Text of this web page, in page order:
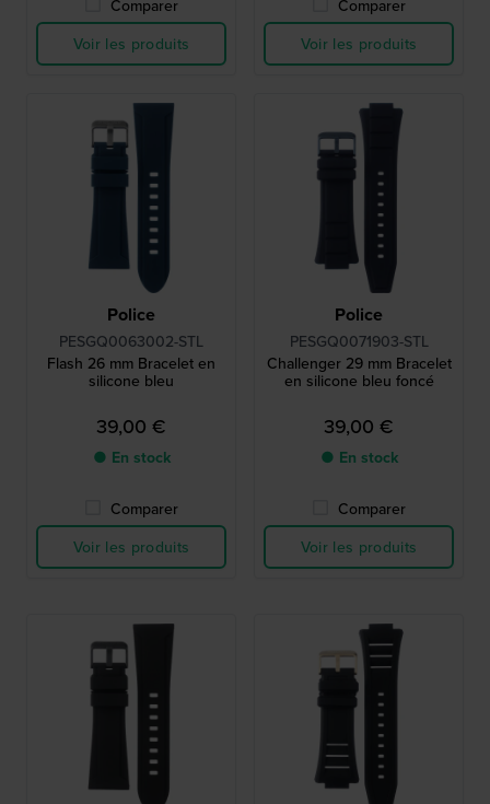
Comparer
Voir les produits
Comparer
Voir les produits
Police
PESGQ0063002-STL
Flash 26 mm Bracelet en
silicone bleu
39,00 €
● En stock
Comparer
Voir les produits
Police
PESGQ0071903-STL
Challenger 29 mm Bracelet
en silicone bleu foncé
39,00 €
● En stock
Comparer
Voir les produits